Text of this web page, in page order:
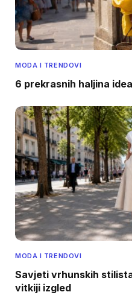
MODA I TRENDOVI
6 prekrasnih haljina
MODA I TRENDOVI
Savjeti vrhunskih
vitkiji izgled